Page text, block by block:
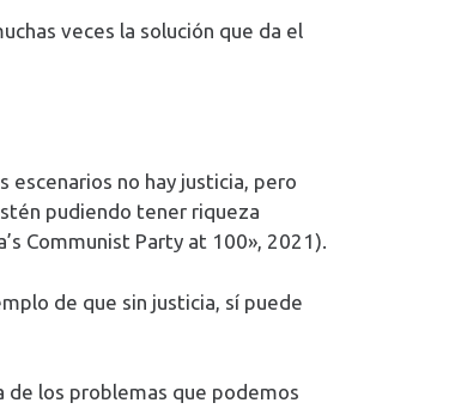
veces la solución que da el
escenarios no hay justicia, pero
pudiendo tener riqueza
Communist Party at 100», 2021).
de que sin justicia, sí puede
de los problemas que podemos